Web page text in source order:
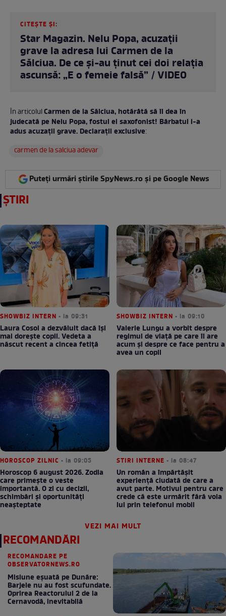
CITEȘTE ȘI:
Star Magazin. Nelu Popa, acuzații
grave la adresa lui Carmen de la
Sălciua. De ce și-au ținut cei doi relația
ascunsă: „E o femeie falsă” / VIDEO
În articolulCarmen de la Sălciua, hotărâtă să îl dea în
judecată pe Nelu Popa, fostul ei saxofonist! Bărbatul i-a
adus acuzații grave. Declarații exclusive:
carmen de la salciua adevar
Puteți urmări știrile SpyNews.ro și pe Google News
ȘTIRI
SHOWBIZ INTERN • la 09:31
Laura Cosoi a dezvăluit dacă își
mai dorește copii. Vedeta a
născut recent a cincea fetiță
SHOWBIZ INTERN • la 09:10
Valerie Lungu a vorbit despre
regimul de viață pe care îl are
acum și despre ce face pentru a
avea un copil
HOROSCOP ZILNIC • la 09:05
Horoscop 6 august 2026. Zodia
care primește o veste
importantă. O zi cu decizii,
schimbări și oportunități
neașteptate
STIRI INTERNE • la 08:47
Un român a împărtășit
experiență ciudată de care a
avut parte. Motivul pentru care
crede că este urmărit fără voia
lui prin telefonul mobil
VEZI MAI MULT
RECOMANDĂRI
RECOMANDARE PE
OBSERVATORNEWS.RO
Misiune eșuată pe Dunăre:
Barjele nu au fost scufundate.
Oprirea Reactorului 2 de la
Cernavodă, inevitabilă